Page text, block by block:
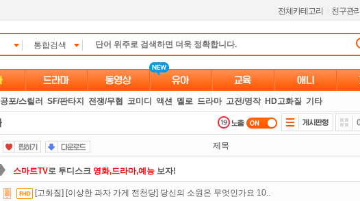
전체카테고리 친구관리
통합검색
공포/스릴러 SF/판타지 전쟁/무협 코미디 액션 멜로 드라마 고전/명작 HD고화질 기타
제목
스마트TV로 투디스크 영화,드라마,예능 보자!
숨어있는 카드 마일리지 조회하고100% 무료충전!
[고화질] [이상한 과자 가게 전천당] 당신의 소원은 무엇인가요 10..